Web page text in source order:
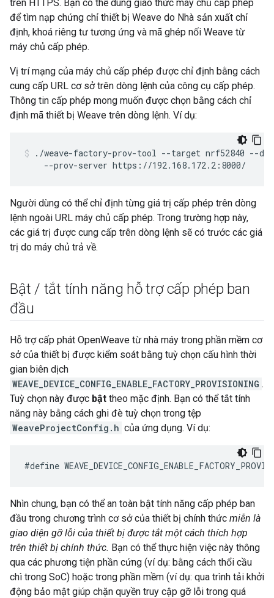
trên HTTPS. Bạn có thể dùng giao thức máy chủ cấp phép
để tìm nạp chứng chỉ thiết bị Weave do Nhà sản xuất chỉ
định, khoá riêng tư tương ứng và mã ghép nối Weave từ
máy chủ cấp phép.
Vị trí mạng của máy chủ cấp phép được chỉ định bằng cách
cung cấp URL cơ sở trên dòng lệnh của công cụ cấp phép.
Thông tin cấp phép mong muốn được chọn bằng cách chỉ
định mã thiết bị Weave trên dòng lệnh. Ví dụ:
./weave-factory-prov-tool --target nrf52840 --
    --prov-server https://192.168.172.2:8000/
Người dùng có thể chỉ định từng giá trị cấp phép trên dòng
lệnh ngoài URL máy chủ cấp phép. Trong trường hợp này,
các giá trị được cung cấp trên dòng lệnh sẽ có trước các giá
trị do máy chủ trả về.
Bật / tắt tính năng hỗ trợ cấp phép ban
đầu
Hỗ trợ cấp phát OpenWeave từ nhà máy trong phần mềm cơ
sở của thiết bị được kiểm soát bằng tuỳ chọn cấu hình thời
gian biên dịch
WEAVE_DEVICE_CONFIG_ENABLE_FACTORY_PROVISIONING .
Tuỳ chọn này được bật theo mặc định. Bạn có thể tắt tính
năng này bằng cách ghi đè tuỳ chọn trong tệp
WeaveProjectConfig.h của ứng dụng. Ví dụ:
Nhìn chung, bạn có thể an toàn bật tính năng cấp phép ban
đầu trong chương trình cơ sở của thiết bị chính thức miễn là
giao diện gỡ lỗi của thiết bị được tắt một cách thích hợp
trên thiết bị chính thức. Bạn có thể thực hiện việc này thông
qua các phương tiện phần cứng (ví dụ: bằng cách thổi cầu
chì trong SoC) hoặc trong phần mềm (ví dụ: qua trình tải khởi
động bảo mật giúp chặn quyền truy cập gỡ lỗi trong quá